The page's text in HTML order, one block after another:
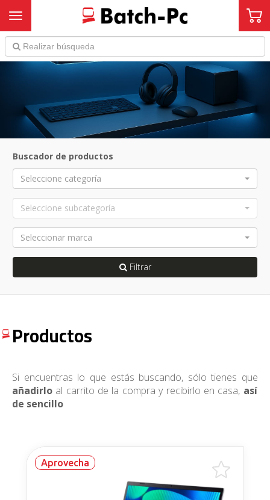
Toggle navigation
Buscador de productos
Seleccione categoría
Seleccione subcategoría
Seleccionar marca
Filtrar
Productos
Si encuentras lo que estás buscando, sólo tienes que
añadirlo al carrito de la compra y recibirlo en casa, así
de sencillo
Aprovecha